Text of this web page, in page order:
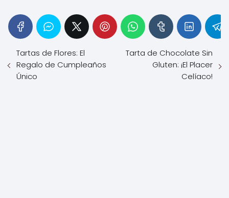
Tartas de Flores: El
Regalo de Cumpleaños
Único
Tarta de Chocolate Sin
Gluten: ¡El Placer
Celíaco!